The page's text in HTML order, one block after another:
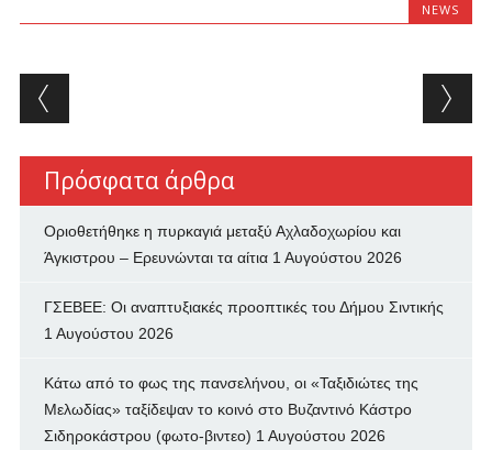
NEWS
Post navigation
Πρόσφατα άρθρα
Οριοθετήθηκε η πυρκαγιά μεταξύ Αχλαδοχωρίου και
Άγκιστρου – Ερευνώνται τα αίτια 1 Αυγούστου 2026
ΓΣΕΒΕΕ: Οι αναπτυξιακές προοπτικές του Δήμου Σιντικής
1 Αυγούστου 2026
Κάτω από το φως της πανσελήνου, οι «Ταξιδιώτες της
Μελωδίας» ταξίδεψαν το κοινό στο Βυζαντινό Κάστρο
Σιδηροκάστρου (φωτο-βιντεο) 1 Αυγούστου 2026